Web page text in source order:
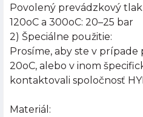
Povolený prevádzkový
120oC a 300oC: 20–25 bar
2) Špeciálne použitie:
Prosíme, aby ste v
20oC, alebo v inom
kontaktovali spoločnosť
Materiál: